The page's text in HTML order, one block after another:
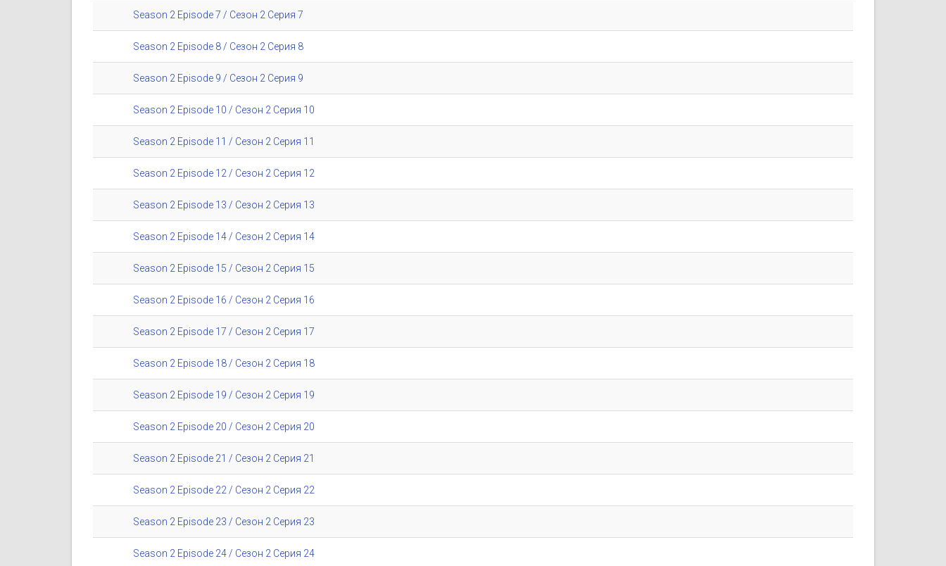
Season 2 Episode 7 / Сезон 2 Серия 7
Season 2 Episode 8 / Сезон 2 Серия 8
Season 2 Episode 9 / Сезон 2 Серия 9
Season 2 Episode 10 / Сезон 2 Серия 10
Season 2 Episode 11 / Сезон 2 Серия 11
Season 2 Episode 12 / Сезон 2 Серия 12
Season 2 Episode 13 / Сезон 2 Серия 13
Season 2 Episode 14 / Сезон 2 Серия 14
Season 2 Episode 15 / Сезон 2 Серия 15
Season 2 Episode 16 / Сезон 2 Серия 16
Season 2 Episode 17 / Сезон 2 Серия 17
Season 2 Episode 18 / Сезон 2 Серия 18
Season 2 Episode 19 / Сезон 2 Серия 19
Season 2 Episode 20 / Сезон 2 Серия 20
Season 2 Episode 21 / Сезон 2 Серия 21
Season 2 Episode 22 / Сезон 2 Серия 22
Season 2 Episode 23 / Сезон 2 Серия 23
Season 2 Episode 24 / Сезон 2 Серия 24